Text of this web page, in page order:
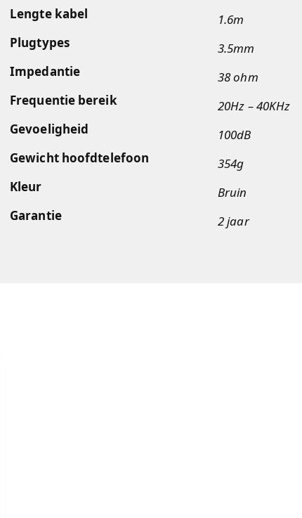
Lengte kabel
1.6m
Plugtypes
3.5mm
Impedantie
38 ohm
Frequentie bereik
20Hz – 40KHz
Gevoeligheid
100dB
Gewicht hoofdtelefoon
354g
Kleur
Bruin
Garantie
2 jaar